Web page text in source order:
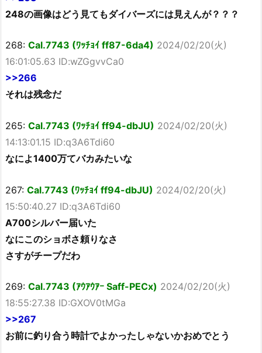
248の画像はどう見てもダイバーズには見えんが？？？
268: Cal.7743 (ﾜｯﾁｮｲ ff87-6da4) 2024/02/20(火)
16:01:05.63 ID:wZGgvvCa0
>>266
それは残念だ
265: Cal.7743 (ﾜｯﾁｮｲ ff94-dbJU) 2024/02/20(火)
14:13:01.15 ID:q3A6Tdi60
なによ1400万てバカみたいな
267: Cal.7743 (ﾜｯﾁｮｲ ff94-dbJU) 2024/02/20(火)
15:50:40.27 ID:q3A6Tdi60
A700シルバー届いた
なにこのショボさ頼りなさ
さすがチープだわ
269: Cal.7743 (ｱｳｱｳｱｰ Saff-PECx) 2024/02/20(火)
18:55:27.38 ID:GXOV0tMGa
>>267
お前に釣り合う時計でよかったしゃないかおめでとう